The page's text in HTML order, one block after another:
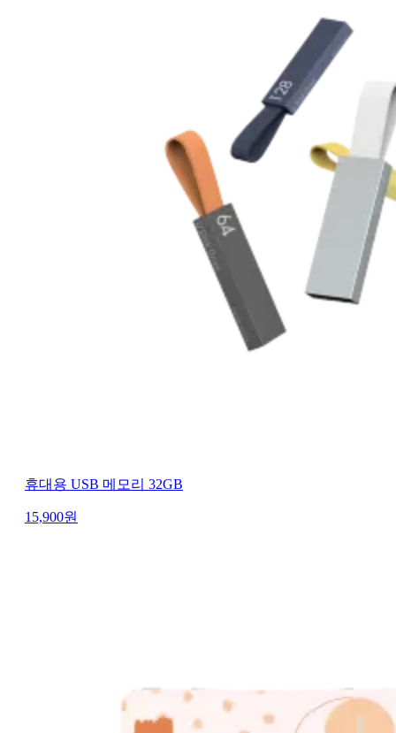
휴대용 USB 메모리 32GB
15,900원